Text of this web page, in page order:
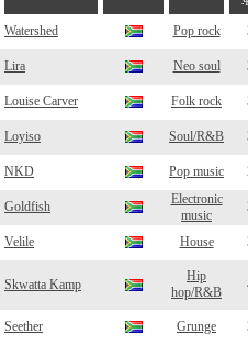
Watershed Pop rock
Lira Neo soul
Louise Carver Folk rock
Loyiso Soul/R&B
NKD Pop music
Goldfish
Electronic
music
Velile House
Skwatta Kamp
Hip
hop/R&B
Seether Grunge